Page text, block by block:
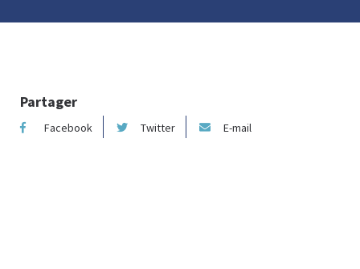
Partager
Facebook Twitter E-mail